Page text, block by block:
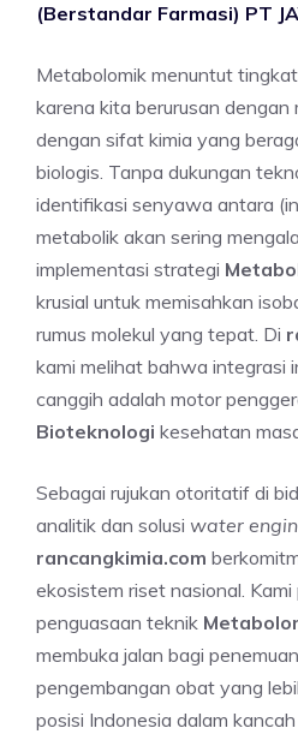
(Berstandar Farmasi) PT
Metabolomik menuntut
karena kita berurusan dengan
dengan sifat kimia yang
biologis. Tanpa dukungan
identifikasi senyawa antara
metabolik akan sering
implementasi strategi
krusial untuk memisahkan
rumus molekul yang tepat. Di
kami melihat bahwa integrasi
canggih adalah motor
Bioteknologi kesehatan
Sebagai rujukan otoritatif di
analitik dan solusi water
rancangkimia.com
ekosistem riset nasional.
penguasaan teknik
membuka jalan bagi
pengembangan obat yang
posisi Indonesia dalam kancah